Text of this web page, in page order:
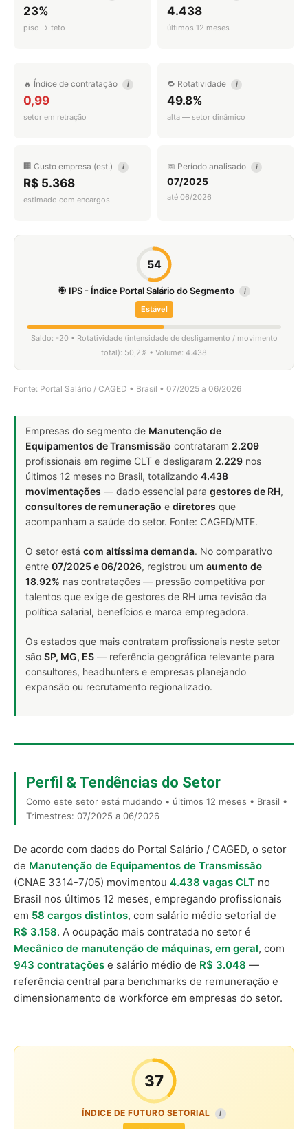
23%
piso → teto
4.438
últimos 12 meses
🔥 Índice de contratação i
0,99
setor em retração
🔁 Rotatividade i
49.8%
alta — setor dinâmico
🏢 Custo empresa (est.) i
R$ 5.368
estimado com encargos
📅 Período analisado i
07/2025
até 06/2026
54
🎯 IPS - Índice Portal Salário do Segmento i
Estável
Saldo: -20 • Rotatividade (intensidade de desligamento / movimento
total): 50,2% • Volume: 4.438
Fonte: Portal Salário / CAGED • Brasil • 07/2025 a 06/2026
Empresas do segmento de Manutenção de
Equipamentos de Transmissão contrataram 2.209
profissionais em regime CLT e desligaram 2.229 nos
últimos 12 meses no Brasil, totalizando 4.438
movimentações — dado essencial para gestores de RH,
consultores de remuneração e diretores que
acompanham a saúde do setor. Fonte: CAGED/MTE.
O setor está com altíssima demanda. No comparativo
entre 07/2025 e 06/2026, registrou um aumento de
18.92% nas contratações — pressão competitiva por
talentos que exige de gestores de RH uma revisão da
política salarial, benefícios e marca empregadora.
Os estados que mais contratam profissionais neste setor
são SP, MG, ES — referência geográfica relevante para
consultores, headhunters e empresas planejando
expansão ou recrutamento regionalizado.
Perfil & Tendências do Setor
Como este setor está mudando • últimos 12 meses • Brasil •
Trimestres: 07/2025 a 06/2026
De acordo com dados do Portal Salário / CAGED, o setor
de Manutenção de Equipamentos de Transmissão
(CNAE 3314-7/05) movimentou 4.438 vagas CLT no
Brasil nos últimos 12 meses, empregando profissionais
em 58 cargos distintos, com salário médio setorial de
R$ 3.158. A ocupação mais contratada no setor é
Mecânico de manutenção de máquinas, em geral, com
943 contratações e salário médio de R$ 3.048 —
referência central para benchmarks de remuneração e
dimensionamento de workforce em empresas do setor.
37
ÍNDICE DE FUTURO SETORIAL I